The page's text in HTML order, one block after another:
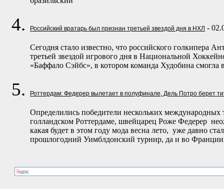
Российский вратарь был признан третьей звездой дня в НХЛ -
Сегодня стало известно, что российского голкипера
третьей звездой игрового дня в Национальной
«Баффало Сэйбс», в котором команда Худобина смогла
Роттердам: Федерер вылетает в полуфинале, Дель Потро берет
Определились победители нескольких
голландском Роттердаме, швейцарец Роже Федерер
какая будет в этом году мода весна лето, уже давно
прошлогодний Уимблдонский турнир, да и во